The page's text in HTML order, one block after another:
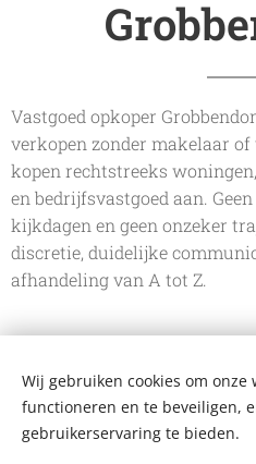
Vastgoed opkoper
verkopen zonder makelaar of
kopen rechtstreeks
en bedrijfsvastgoed aan.
kijkdagen en geen onzeker
discretie, duidelijke
afhandeling van A tot Z.
De
Bergstraat 109 A,
+32 499
Wij gebruiken cookies om onze
functioneren en te beveiligen,
gebruikerservaring te bieden.